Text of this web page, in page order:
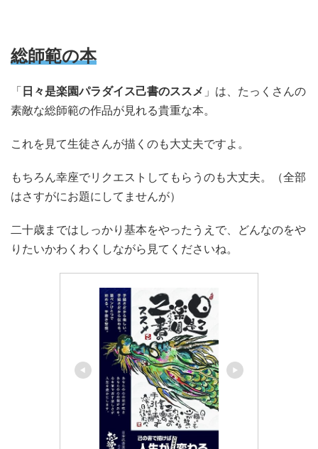
総師範の本
「 日々是楽園パラダイス己書のススメ 」は、たっくさんの
素敵な総師範の作品が見れる貴重な本。
これを見て生徒さんが描くのも大丈夫ですよ。
もちろん幸座でリクエストしてもらうのも大丈夫。（全部
はさすがにお題にしてませんが）
二十歳まではしっかり基本をやったうえで、どんなのをや
りたいかわくわくしながら見てくださいね。